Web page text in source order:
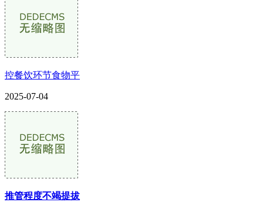
控餐饮环节食物平
2025-07-04
推管程度不竭提拔